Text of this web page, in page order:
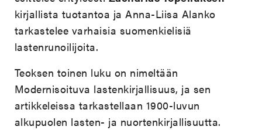
kirjallista tuotantoa ja Anna-Liisa Alanko
tarkastelee varhaisia suomenkielisiä
lastenrunoilijoita.
Teoksen toinen luku on nimeltään
Modernisoituva lastenkirjallisuus, ja sen
artikkeleissa tarkastellaan 1900-luvun
alkupuolen lasten- ja nuortenkirjallisuutta.